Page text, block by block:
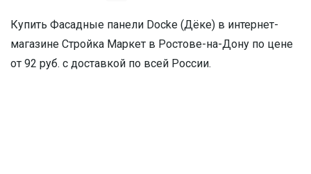
Купить Фасадные панели Docke (Дёке) в интернет-
магазине Стройка Маркет в Ростове-на-Дону по цене
от 92 руб. с доставкой по всей России.